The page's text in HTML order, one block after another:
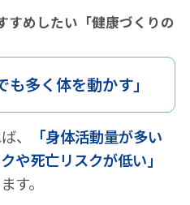
すめしたい「健康づくりの
も多く体を動かす」
、
「身体活動量が多い
や死亡リスクが低い」
す。